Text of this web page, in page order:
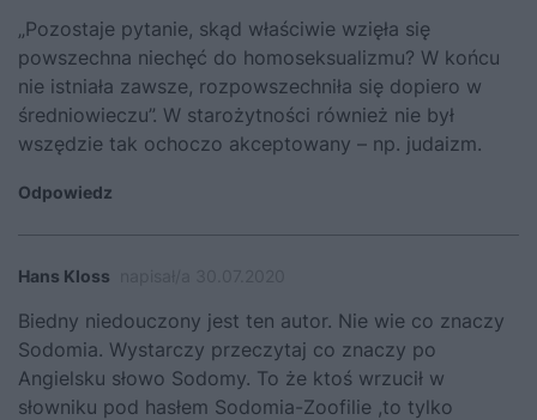
„Pozostaje pytanie, skąd właściwie wzięła się
powszechna niechęć do homoseksualizmu? W końcu
nie istniała zawsze, rozpowszechniła się dopiero w
średniowieczu”. W starożytności również nie był
wszędzie tak ochoczo akceptowany – np. judaizm.
Odpowiedz
Hans Kloss
Biedny niedouczony jest ten autor. Nie wie co znaczy
Sodomia. Wystarczy przeczytaj co znaczy po
Angielsku słowo Sodomy. To że ktoś wrzucił w
słowniku pod hasłem Sodomia-Zoofilie ,to tylko